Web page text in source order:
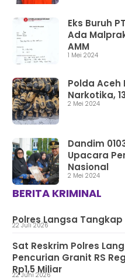
Eks Buruh PT.Cipta Kridatama Diduga
Ada
AMM
1 Mei 2024
Polda Aceh
Narkotika,
2 Mei 2024
Dandim
Upacara
Nasional
2 Mei 2024
BERITA KRIMINAL
Polres Langsa
22 Juli 2026
Sat Reskrim Polres
Pencurian Granit RS
Rp1,5 Miliar
22 Juni 2026